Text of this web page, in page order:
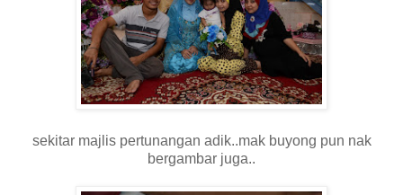
sekitar majlis pertunangan adik..mak buyong pun nak
bergambar juga..